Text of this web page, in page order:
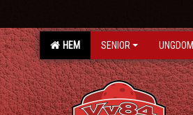
HEM SENIOR UNGDOM